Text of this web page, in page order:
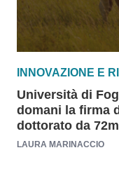
INNOVAZIONE E
Università di
domani la firma
dottorato da
LAURA MARINACCIO